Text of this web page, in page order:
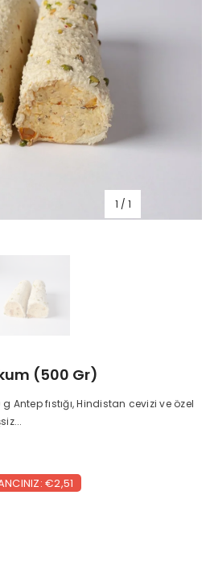
1 / 1
(500 Gr)
g Antep fıstığı, Hindistan cevizi ve özel
€2,51